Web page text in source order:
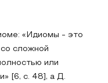
«Идиомы - это
сложной
или
[6, с. 48], а Д.